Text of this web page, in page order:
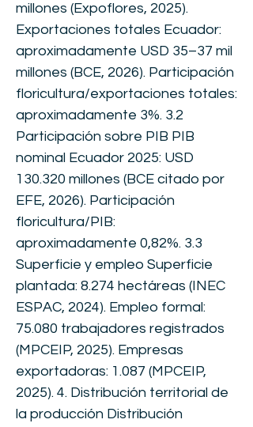
millones (Expoflores, 2025).
Exportaciones totales Ecuador:
aproximadamente USD 35–37 mil
millones (BCE, 2026). Participación
floricultura/exportaciones totales:
aproximadamente 3%. 3.2
Participación sobre PIB PIB
nominal Ecuador 2025: USD
130.320 millones (BCE citado por
EFE, 2026). Participación
floricultura/PIB:
aproximadamente 0,82%. 3.3
Superficie y empleo Superficie
plantada: 8.274 hectáreas (INEC
ESPAC, 2024). Empleo formal:
75.080 trabajadores registrados
(MPCEIP, 2025). Empresas
exportadoras: 1.087 (MPCEIP,
2025). 4. Distribución territorial de
la producción Distribución